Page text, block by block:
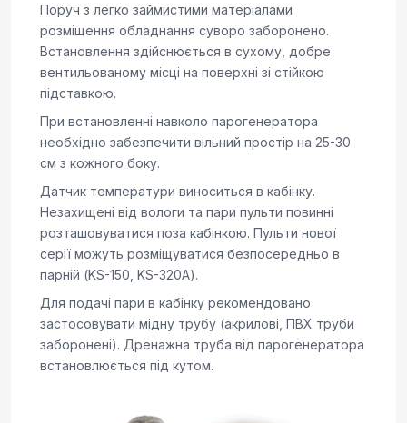
Поруч з легко займистими матеріалами
розміщення обладнання суворо заборонено.
Встановлення здійснюється в сухому, добре
вентильованому місці на поверхні зі стійкою
підставкою.
При встановленні навколо парогенератора
необхідно забезпечити вільний простір на 25-30
см з кожного боку.
Датчик температури виноситься в кабінку.
Незахищені від вологи та пари пульти повинні
розташовуватися поза кабінкою. Пульти нової
серії можуть розміщуватися безпосередньо в
парній (KS-150, KS-320А).
Для подачі пари в кабінку рекомендовано
застосовувати мідну трубу (акрилові, ПВХ труби
заборонені). Дренажна труба від парогенератора
встановлюється під кутом.